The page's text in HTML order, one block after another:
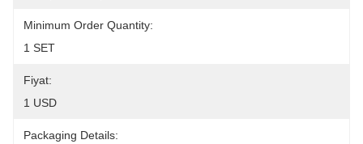
Minimum Order Quantity:
1 SET
Fiyat:
1 USD
Packaging Details: